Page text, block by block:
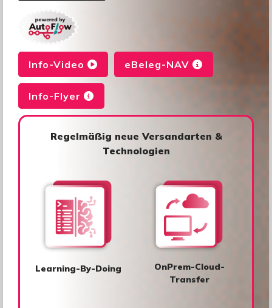
Info-Video eBeleg-NAV
Info-Flyer
Regelmäßig neue Versandarten &
Technologien
Learning-By-Doing
OnPrem-Cloud-
Transfer